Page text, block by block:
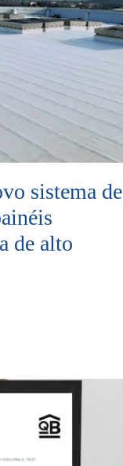
sistema de
de alto